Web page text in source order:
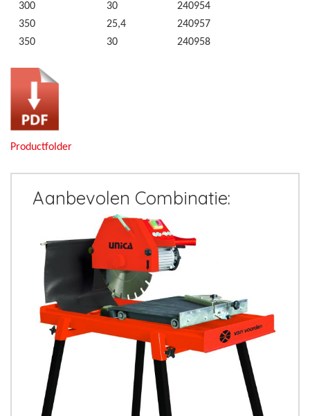
300
30
240954
350
25,4
240957
350
30 240958
Productfolder
Aanbevolen Combinatie: